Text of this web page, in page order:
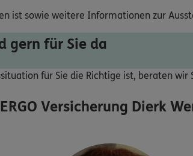
ist sowie weitere Informationen zur
gern für Sie da
für Sie die Richtige ist, beraten wir
ERGO Versicherung Dierk